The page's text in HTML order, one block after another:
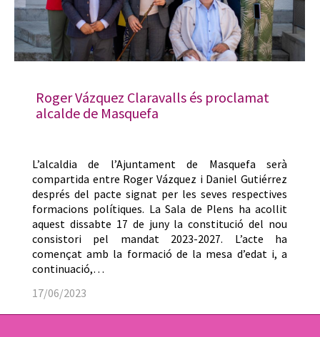
Roger Vázquez Claravalls és proclamat
alcalde de Masquefa
L’alcaldia de l’Ajuntament de Masquefa serà
compartida entre Roger Vázquez i Daniel Gutiérrez
després del pacte signat per les seves respectives
formacions polítiques. La Sala de Plens ha acollit
aquest dissabte 17 de juny la constitució del nou
consistori pel mandat 2023-2027. L’acte ha
començat amb la formació de la mesa d’edat i, a
continuació,…
17/06/2023